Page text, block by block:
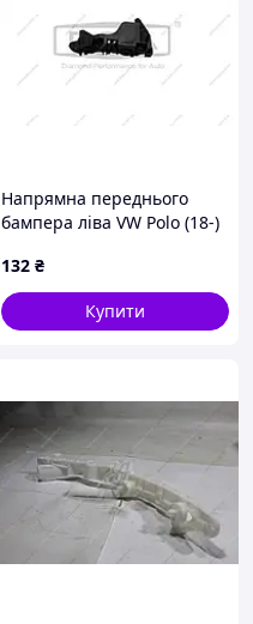
Напрямна переднього
бампера ліва VW Polo (18-)
132 ₴
Купити